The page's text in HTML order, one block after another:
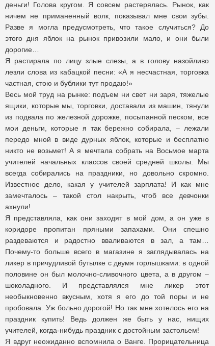
деньги! Голова кругом. Я совсем растерялась. Рынок, как
ничем не приманенный волк, показывал мне свои зубы.
Разве я могла предусмотреть, что такое случиться? До
этого дня яблок на рынок привозили мало, и они были
дорогие…
Я растирала по лицу злые слезы, а в голову назойливо
лезли слова из кабацкой песни: «А я несчастная, торговка
частная, стою и бублики тут продаю!»
Весь мой труд на рынке: подъем ни свет ни заря, тяжелые
ящики, которые мы, торговки, доставали из машин, тянули
из подвала по железной дорожке, посыпанной песком, все
мои деньги, которые я так бережно собирала, – лежали
передо мной в виде дурных яблок, которые и бесплатно
никто не возьмет! А я мечтала собрать на Восьмое марта
учителей начальных классов своей средней школы. Мы
всегда собирались на праздники, но довольно скромно.
Известное дело, какая у учителей зарплата! И как мне
замечталось – такой стол накрыть, чтоб все девчонки
ахнули!
Я представляла, как они заходят в мой дом, а он уже в
коридоре пропитан пряными запахами. Они спешно
раздеваются и радостно вваливаются в зал, а там…
Почему-то больше всего в магазине я заглядывалась на
ликер в причудливой бутылке с двумя горлышками: в одной
половине он был молочно-сливочного цвета, а в другом –
шоколадного. И представлялся мне ликер этот
необыкновенно вкусным, хотя я его до той поры и не
пробовала. Уж больно дорогой! Но так мне хотелось его на
праздник купить! Ведь должен же быть у нас, нищих
учителей, когда-нибудь праздник с достойным застольем!
Я вдруг неожиданно вспомнила о Ванге. Прорицательница